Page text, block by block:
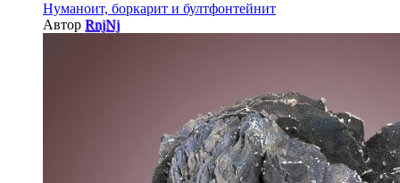
Нуманоит, боркарит и бултфонтейнит
Автор RnjNj